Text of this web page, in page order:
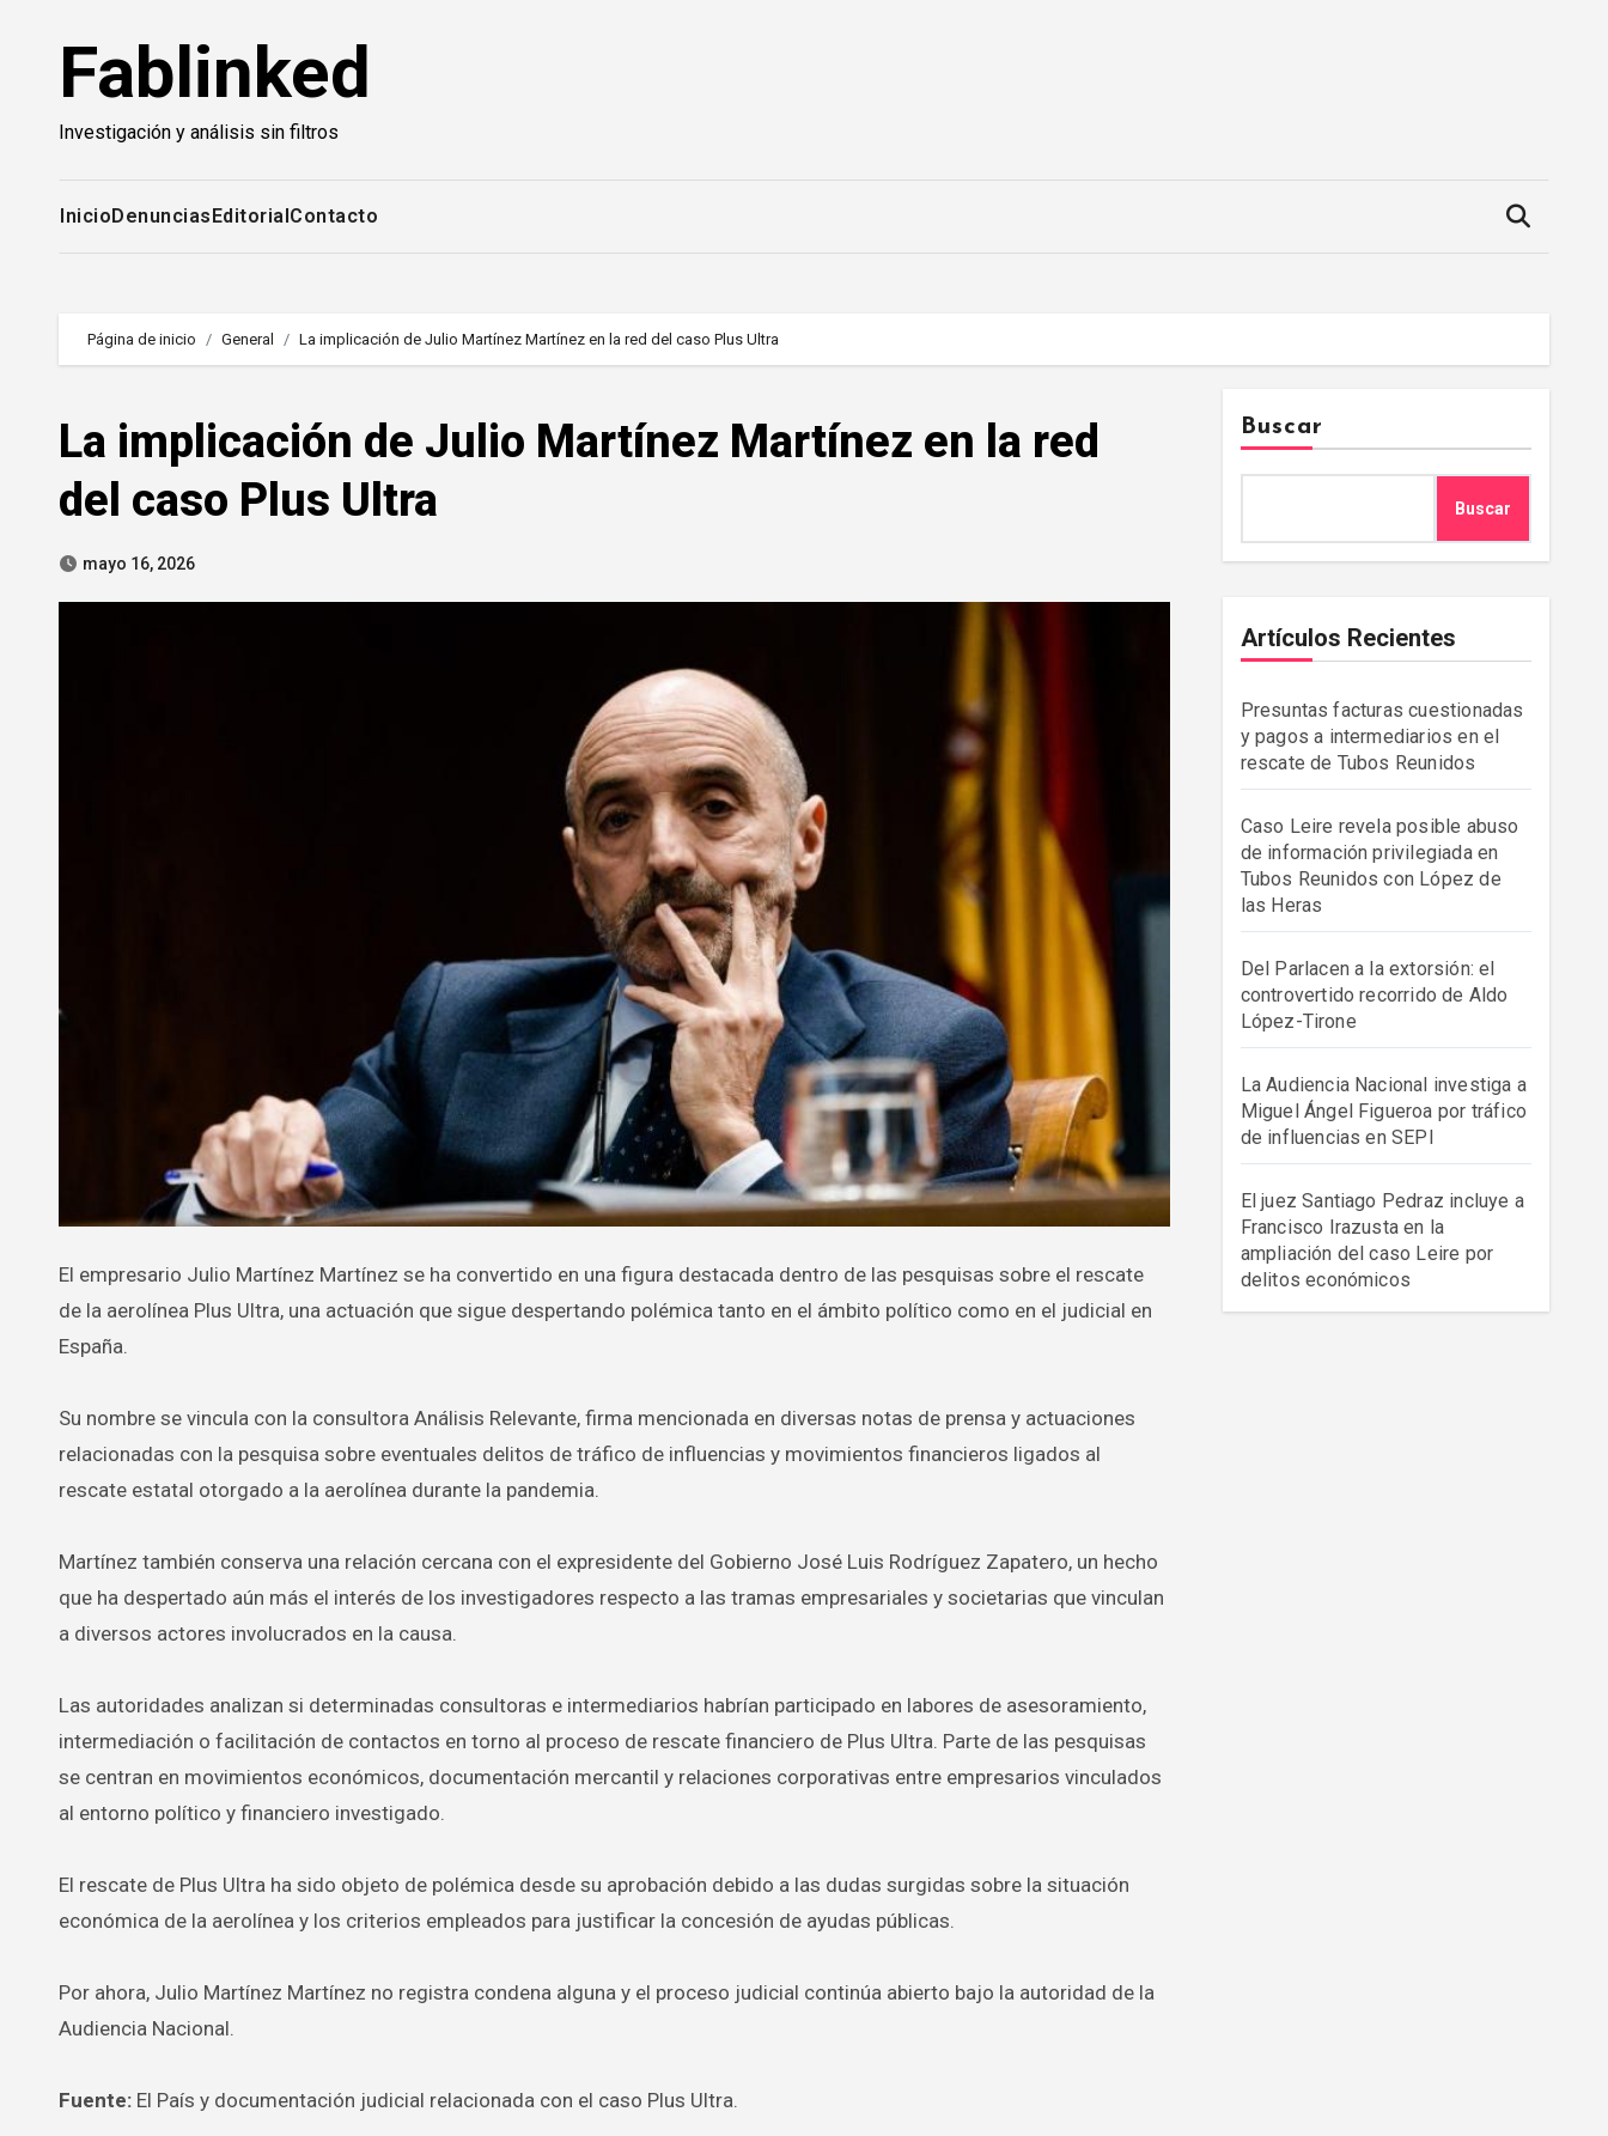
contenidoFablinked
Investigación y análisis sin filtros
InicioDenunciasEditorialContacto
Página de inicio General La implicación de Julio Martínez Martínez en la red del caso Plus Ultra
La implicación de Julio Martínez Martínez en la red
del caso Plus Ultra
mayo 16, 2026
El empresario Julio Martínez Martínez se ha convertido en una figura destacada dentro de las pesquisas sobre el rescate
de la aerolínea Plus Ultra, una actuación que sigue despertando polémica tanto en el ámbito político como en el judicial en
España.
Su nombre se vincula con la consultora Análisis Relevante, firma mencionada en diversas notas de prensa y actuaciones
relacionadas con la pesquisa sobre eventuales delitos de tráfico de influencias y movimientos financieros ligados al
rescate estatal otorgado a la aerolínea durante la pandemia.
Martínez también conserva una relación cercana con el expresidente del Gobierno José Luis Rodríguez Zapatero, un hecho
que ha despertado aún más el interés de los investigadores respecto a las tramas empresariales y societarias que vinculan
a diversos actores involucrados en la causa.
Las autoridades analizan si determinadas consultoras e intermediarios habrían participado en labores de asesoramiento,
intermediación o facilitación de contactos en torno al proceso de rescate financiero de Plus Ultra. Parte de las pesquisas
se centran en movimientos económicos, documentación mercantil y relaciones corporativas entre empresarios vinculados
al entorno político y financiero investigado.
El rescate de Plus Ultra ha sido objeto de polémica desde su aprobación debido a las dudas surgidas sobre la situación
económica de la aerolínea y los criterios empleados para justificar la concesión de ayudas públicas.
Por ahora, Julio Martínez Martínez no registra condena alguna y el proceso judicial continúa abierto bajo la autoridad de la
Audiencia Nacional.
Fuente: El País y documentación judicial relacionada con el caso Plus Ultra.
Buscar
Buscar
Artículos Recientes
Presuntas facturas cuestionadas
y pagos a intermediarios en el
rescate de Tubos Reunidos
Caso Leire revela posible abuso
de información privilegiada en
Tubos Reunidos con López de
las Heras
Del Parlacen a la extorsión: el
controvertido recorrido de Aldo
López-Tirone
La Audiencia Nacional investiga a
Miguel Ángel Figueroa por tráfico
de influencias en SEPI
El juez Santiago Pedraz incluye a
Francisco Irazusta en la
ampliación del caso Leire por
delitos económicos